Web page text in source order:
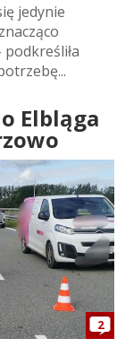
jedynie
Elbląga
2